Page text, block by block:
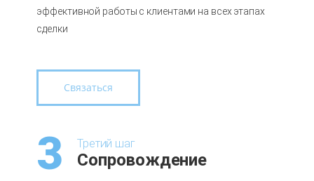
эффективной работы с клиентами на всех этапах
сделки
Связаться
3 Третий шаг
Сопровождение